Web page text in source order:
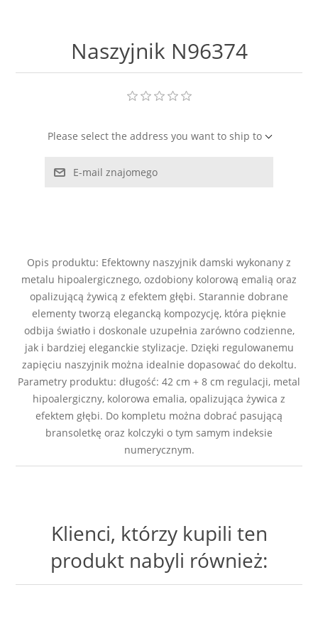
LAPIS LAZURI
TURMALIN
Naszyjnik N96374
Please select the address you want to ship to
E-mail znajomego
Opis produktu: Efektowny naszyjnik damski wykonany z
metalu hipoalergicznego, ozdobiony kolorową emalią oraz
opalizującą żywicą z efektem głębi. Starannie dobrane
elementy tworzą elegancką kompozycję, która pięknie
odbija światło i doskonale uzupełnia zarówno codzienne,
jak i bardziej eleganckie stylizacje. Dzięki regulowanemu
zapięciu naszyjnik można idealnie dopasować do dekoltu.
Parametry produktu: długość: 42 cm + 8 cm regulacji, metal
hipoalergiczny, kolorowa emalia, opalizująca żywica z
efektem głębi. Do kompletu można dobrać pasującą
bransoletkę oraz kolczyki o tym samym indeksie
numerycznym.
Klienci, którzy kupili ten
produkt nabyli również: